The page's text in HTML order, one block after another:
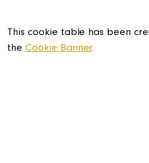
This cookie table has been
theCookie Banner.